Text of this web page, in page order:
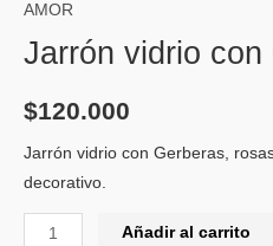
AMOR
Jarrón vidrio con
$120.000
Jarrón vidrio con Gerberas,
decorativo.
Añadir al carrito